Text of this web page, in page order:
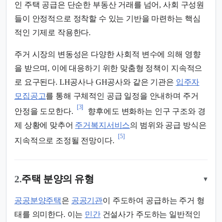
인 주택 공급은 단순한 부동산 거래를 넘어, 사회 구성원
들이 안정적으로 정착할 수 있는 기반을 마련하는 핵심
적인 기제로 작용한다.
주거 시장의 변동성은 다양한 사회적 변수에 의해 영향
을 받으며, 이에 대응하기 위한 맞춤형 정책이 지속적으
로 요구된다. LH공사나 GH공사와 같은 기관은 입주자
모집공고를 통해 구체적인 공급 일정을 안내하며 주거
안정을 도모한다.
[3]
향후에도 변화하는 인구 구조와 경
제 상황에 맞추어 주거복지서비스의 범위와 공급 방식은
지속적으로 조정될 전망이다.
[5]
2.주택 분양의 유형 ▾
공공분양주택은 공공기관이 주도하여 공급하는 주거 형
태를 의미한다. 이는 민간건설사가 주도하는 일반적인